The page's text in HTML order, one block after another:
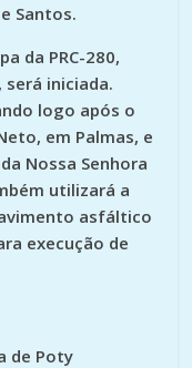
Santos.
da PRC-280,
será iniciada.
logo após o
em Palmas, e
Nossa Senhora
utilizará a
asfáltico
execução de
de Poty